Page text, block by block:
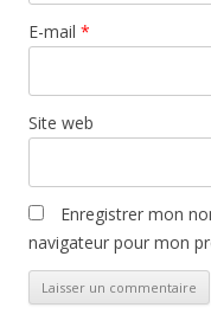
E-mail *
Site web
Enregistrer mon
navigateur pour mon